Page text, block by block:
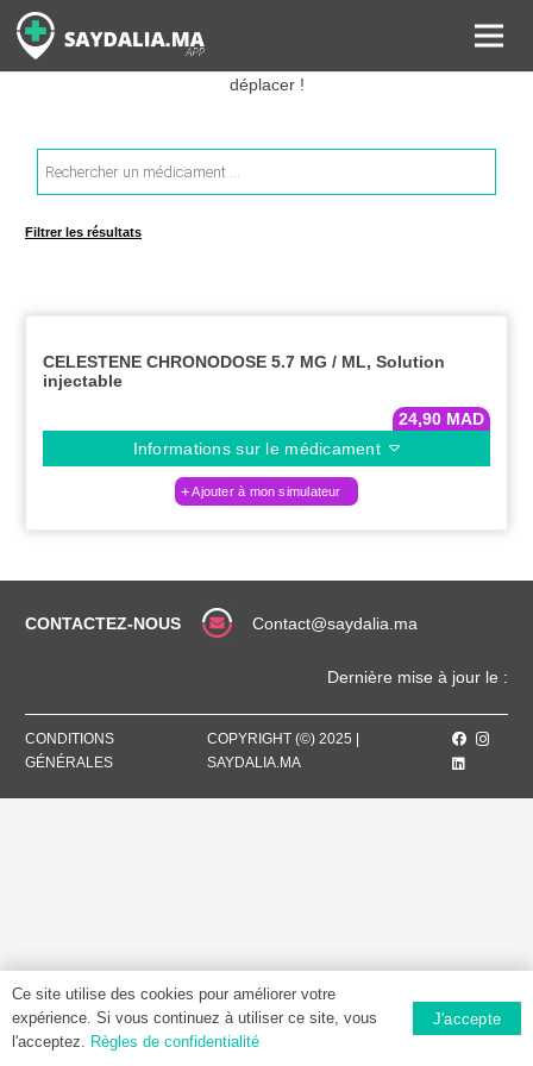
Rechercher les informations sur vos médicaments, leurs prix et
estimer ainsi le coût total de votre ordonnance, sans vous
déplacer !
Recherche
de
produits
Filtrer les résultats
CELESTENE CHRONODOSE 5.7 MG / ML, Solution
injectable
24,90 MAD
Informations sur le médicament
Ajouter à mon simulateur
CONTACTEZ-NOUS Contact@saydalia.ma
Dernière mise à jour le :
CONDITIONS
GÉNÉRALES
COPYRIGHT (©) 2025 |
SAYDALIA.MA
Ce site utilise des cookies pour améliorer votre
expérience. Si vous continuez à utiliser ce site, vous
l'acceptez. Règles de confidentialité
J'accepte